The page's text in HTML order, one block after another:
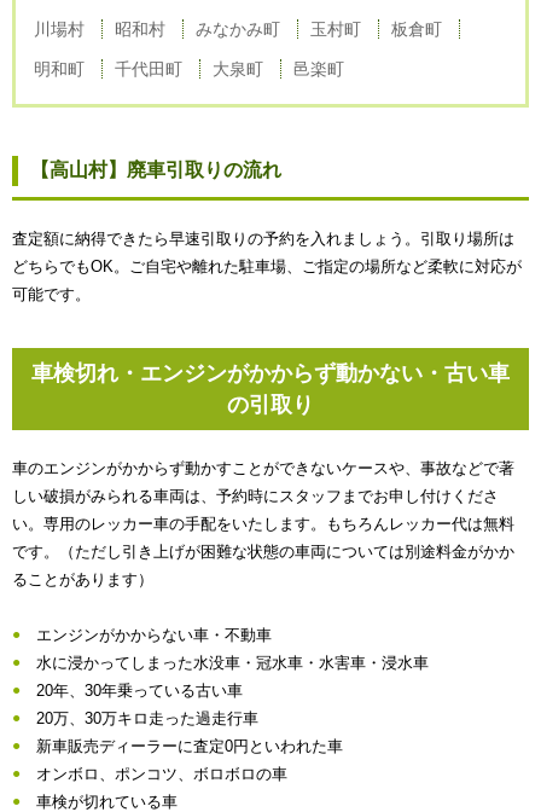
川場村 昭和村 みなかみ町 玉村町 板倉町
明和町 千代田町 大泉町 邑楽町
【高山村】廃車引取りの流れ
査定額に納得できたら早速引取りの予約を入れましょう。引取り場所は
どちらでもOK。ご自宅や離れた駐車場、ご指定の場所など柔軟に対応が
可能です。
車検切れ・エンジンがかからず動かない・古い車
の引取り
車のエンジンがかからず動かすことができないケースや、事故などで著
しい破損がみられる車両は、予約時にスタッフまでお申し付けくださ
い。専用のレッカー車の手配をいたします。もちろんレッカー代は無料
です。（ただし引き上げが困難な状態の車両については別途料金がかか
ることがあります）
エンジンがかからない車・不動車
水に浸かってしまった水没車・冠水車・水害車・浸水車
20年、30年乗っている古い車
20万、30万キロ走った過走行車
新車販売ディーラーに査定0円といわれた車
オンボロ、ポンコツ、ボロボロの車
車検が切れている車